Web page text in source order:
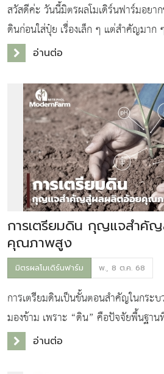
สวัสดีค่ะ วันนี้มิตรผลโมเดิร์นฟาร์มอยา
ดินก่อนใส่ปุ๋ย เรื่องเล็ก ๆ แต่สำคัญมา
เพราะดินแต่ละแปลงไม่เหมือนกัน และปุ๋
อ่านต่อ
การเตรียมดิน กุญแจสำคั
คุณภาพสูง
มิตรผลโมเดิร์นฟาร์ม พ., 8 ต.ค. 68
การเตรียมดินเป็นขั้นตอนสำคัญในกระ
มองข้าม เพราะ “ดิน” คือปัจจัยพื้นฐาน
เติบโตและผลผลิตของอ้อย การเตรียมดิ
อ่านต่อ